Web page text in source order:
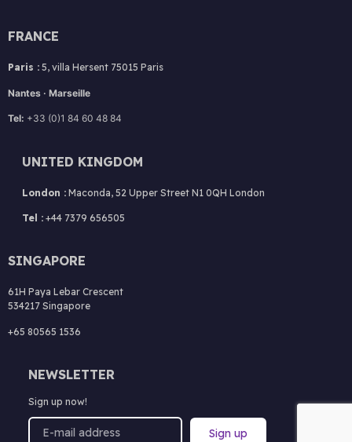
FRANCE
Paris : 5, villa Hersent 75015 Paris
Nantes · Marseille
Tel: +33 (0)1 84 60 48 84
UNITED KINGDOM
London : Maconda, 52 Upper Street N1 0QH London
Tel : +44 7379 656505
SINGAPORE
61H Paya Lebar Crescent
534217 Singapore
+65 80565 1536
NEWSLETTER
Sign up now!
Sign up